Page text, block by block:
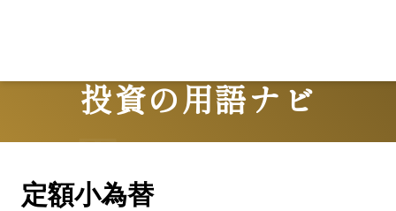
投資の用語ナビ
Terms
定額小為替